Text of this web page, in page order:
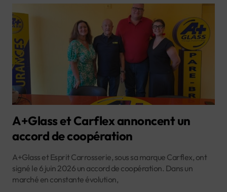
A+Glass et Carflex annoncent un
accord de coopération
A+Glass et Esprit Carrosserie, sous sa marque Carflex, ont
signé le 6 juin 2026 un accord de coopération. Dans un
marché en constante évolution,